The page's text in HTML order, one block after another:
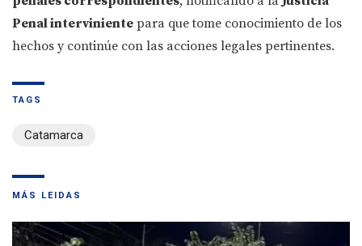
Penal interviniente para que tome conocimiento de los
hechos y continúe con las acciones legales pertinentes.
TAGS
Catamarca
MÁS LEIDAS